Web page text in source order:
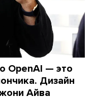
OpenAI — это
Дизайн
Айва